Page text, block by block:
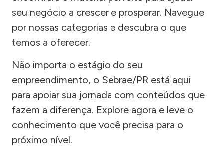
seu negócio a crescer e prosperar. Navegue
por nossas categorias e descubra o que
temos a oferecer.
Não importa o estágio do seu
empreendimento, o Sebrae/PR está aqui
para apoiar sua jornada com conteúdos que
fazem a diferença. Explore agora e leve o
conhecimento que você precisa para o
próximo nível.